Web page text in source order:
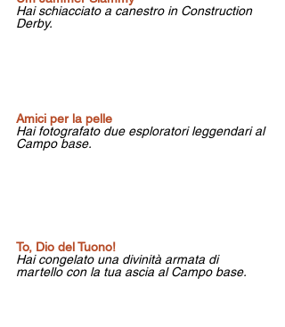
Hai schiacciato a canestro in Construction
Derby.
Amici per la pelle
Hai fotografato due esploratori leggendari al
Campo base.
To, Dio del Tuono!
Hai congelato una divinità armata di
martello con la tua ascia al Campo base.